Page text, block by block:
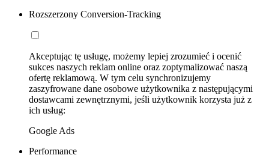
Rozszerzony Conversion-Tracking
Akceptując tę usługę, możemy lepiej zrozumieć i ocenić
sukces naszych reklam online oraz zoptymalizować naszą
ofertę reklamową. W tym celu synchronizujemy
zaszyfrowane dane osobowe użytkownika z następującymi
dostawcami zewnętrznymi, jeśli użytkownik korzysta już z
ich usług:
Google Ads
Performance